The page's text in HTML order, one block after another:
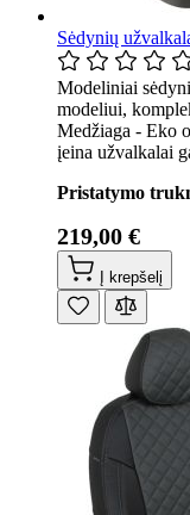
Sėdynių
Modeliniai
modeliui,
Medžiaga - Eko
įeina užvalkalai
Pristatymo
219,00 €
Į krepšelį